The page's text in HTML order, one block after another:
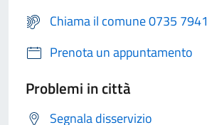
Chiama il comune 0735 7941
Prenota un appuntamento
Problemi in città
Segnala disservizio